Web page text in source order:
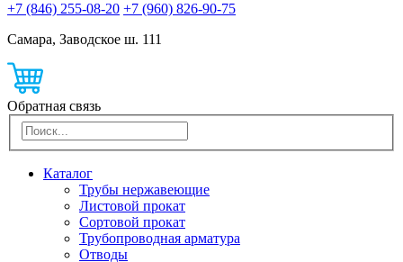
+7 (846) 255-08-20 +7 (960) 826-90-75
Самара, Заводское ш. 111
Обратная связь
Каталог
Трубы нержавеющие
Листовой прокат
Сортовой прокат
Трубопроводная арматура
Отводы